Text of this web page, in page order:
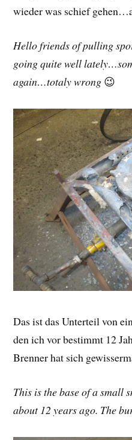
wieder was schief
Hello friends of pulling
going quite well
again…totaly wrong 😉
Das ist das Unterteil von
den ich vor bestimmt 12
Brenner hat sich
This is the base of a small
about 12 years ago. The